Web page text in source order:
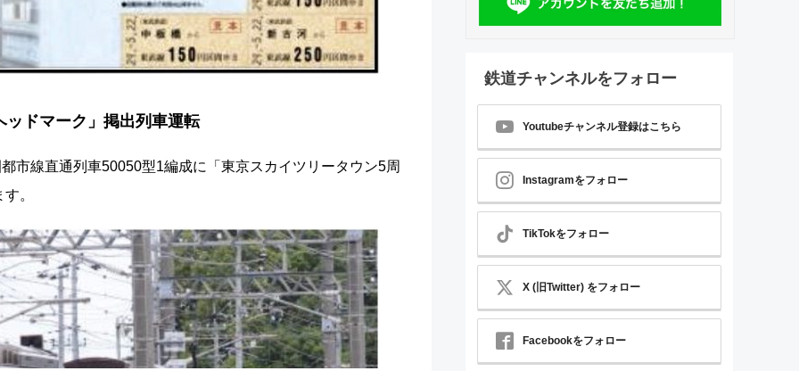
ドマーク」掲出列車運転
市線直通列車50050型1編成に「東京スカイツリータウン5周
。
鉄道チャンネルをフォロー
Youtubeチャンネル登録はこちら
Instagramをフォロー
TikTokをフォロー
X (旧Twitter) をフォロー
Facebookをフォロー